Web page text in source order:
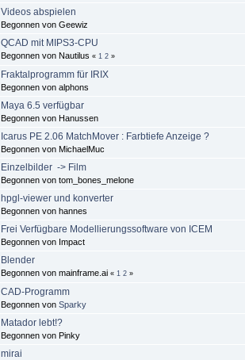
Videos abspielen
Begonnen von Geewiz
QCAD mit MIPS3-CPU
Begonnen von Nautilus « 1 2 »
Fraktalprogramm für IRIX
Begonnen von alphons
Maya 6.5 verfügbar
Begonnen von Hanussen
Icarus PE 2.06 MatchMover : Farbtiefe Anzeige ?
Begonnen von MichaelMuc
Einzelbilder -> Film
Begonnen von tom_bones_melone
hpgl-viewer und konverter
Begonnen von hannes
Frei Verfügbare Modellierungssoftware von ICEM
Begonnen von Impact
Blender
Begonnen von mainframe.ai « 1 2 »
CAD-Programm
Begonnen von Sparky
Matador lebt!?
Begonnen von Pinky
mirai